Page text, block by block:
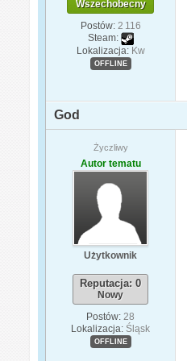
Wszechobecny
Postów: 2 116
Steam:
Lokalizacja: Kw
OFFLINE
God
Życzliwy
Autor tematu
Użytkownik
Reputacja: 0
Nowy
Postów: 28
Lokalizacja: Śląsk
OFFLINE